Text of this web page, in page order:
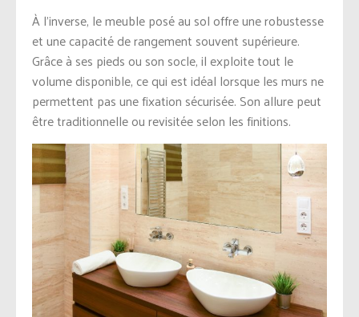
À l’inverse, le meuble posé au sol offre une robustesse
et une capacité de rangement souvent supérieure.
Grâce à ses pieds ou son socle, il exploite tout le
volume disponible, ce qui est idéal lorsque les murs ne
permettent pas une fixation sécurisée. Son allure peut
être traditionnelle ou revisitée selon les finitions.